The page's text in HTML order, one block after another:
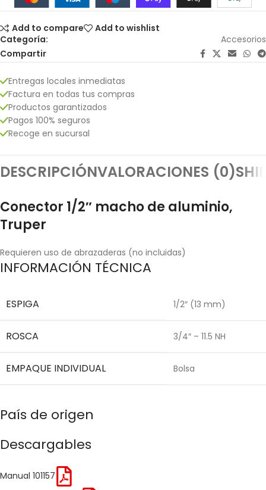
Add to compare
Add to wishlist
Categoría:
Accesorios
Compartir
Entregas locales inmediatas
Factura en todas tus compras
Productos garantizados
Pagos 100% seguros
Recoge en sucursal
DESCRIPCIÓNVALORACIONES (0)
Conector 1/2″ macho de aluminio,
Truper
Requieren uso de abrazaderas (no incluidas)
INFORMACIÓN TÉCNICA
ESPIGA 1/2″ (13 mm)
ROSCA 3/4″ – 11.5 NH
EMPAQUE INDIVIDUAL Bolsa
País de origen
Descargables
Manual 101157